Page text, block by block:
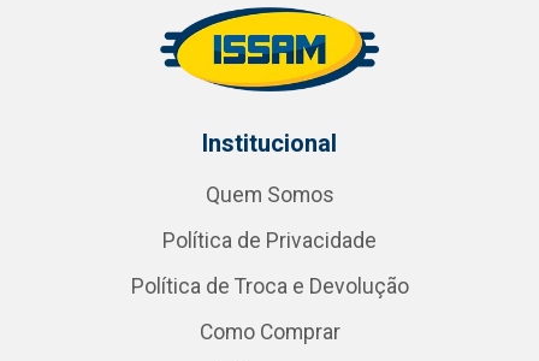
Institucional
Quem Somos
Política de Privacidade
Política de Troca e Devolução
Como Comprar